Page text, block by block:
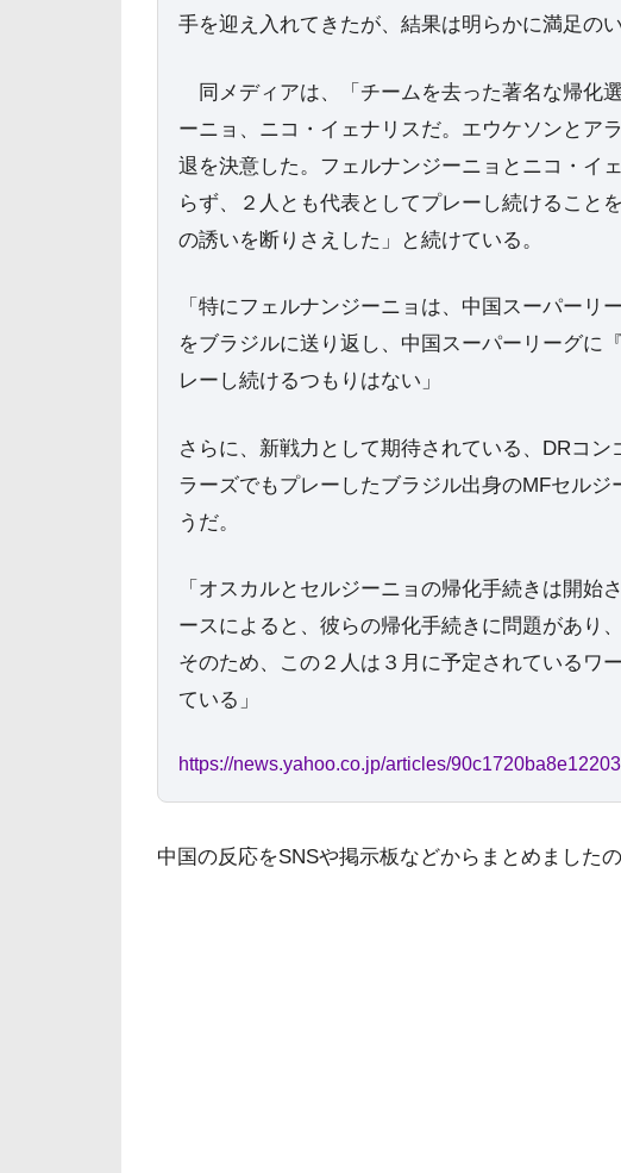
手を迎え入れてきたが、結果は明らかに満足の
同メディアは、「チームを去った著名な帰化
ーニョ、ニコ・イェナリスだ。エウケソンとア
退を決意した。フェルナンジーニョとニコ・イ
らず、２人とも代表としてプレーし続けること
の誘いを断りさえした」と続けている。
「特にフェルナンジーニョは、中国スーパー
をブラジルに送り返し、中国スーパーリーグに
レーし続けるつもりはない」
さらに、新戦力として期待されている、DRコ
ラーズでもプレーしたブラジル出身のMFセル
うだ。
「オスカルとセルジーニョの帰化手続きは開
ースによると、彼らの帰化手続きに問題があり
そのため、この２人は３月に予定されているワ
ている」
https://news.yahoo.co.jp/articles/
中国の反応をSNSや掲示板などからまとめました